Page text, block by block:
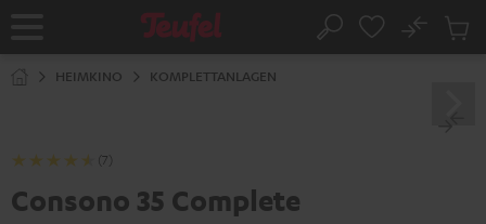
Startseite Suche
No
HEIMKINO KOMPLETTANLAGEN
(7)
Consono 35 Complete